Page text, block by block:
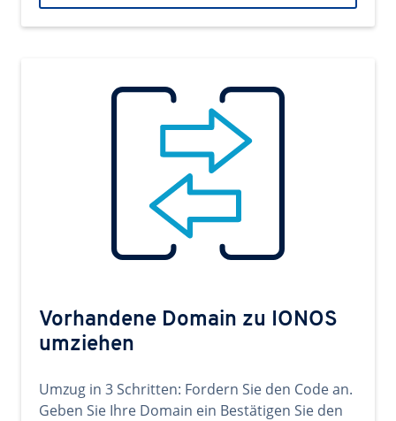
Vorhandene Domain zu IONOS
umziehen
Umzug in 3 Schritten: Fordern Sie den Code an.
Geben Sie Ihre Domain ein Bestätigen Sie den